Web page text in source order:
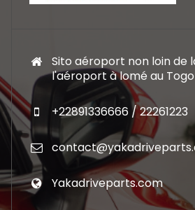
Sito aéroport non loin de
l'aéroport à lomé au Togo
+22891336666 / 22261223
Yakadriveparts.com